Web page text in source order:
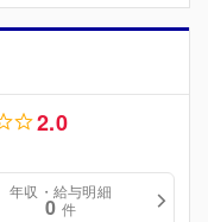
2.0
年収・給与明細
0 件